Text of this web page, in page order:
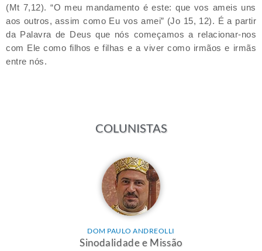
(Mt 7,12). “O meu mandamento é este: que vos ameis uns
aos outros, assim como Eu vos amei” (Jo 15, 12). É a partir
da Palavra de Deus que nós começamos a relacionar-nos
com Ele como filhos e filhas e a viver como irmãos e irmãs
entre nós.
COLUNISTAS
DOM PAULO ANDREOLLI
Sinodalidade e Missão